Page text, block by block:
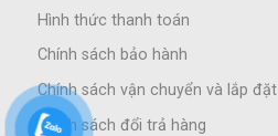
Hình thức thanh toán
Chính sách bảo hành
Chính sách vận chuyển và lắp đặt
Chính sách đổi trả hàng